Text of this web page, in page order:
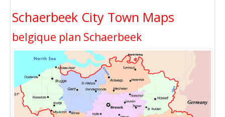
Schaerbeek City Town Maps
belgique plan Schaerbeek